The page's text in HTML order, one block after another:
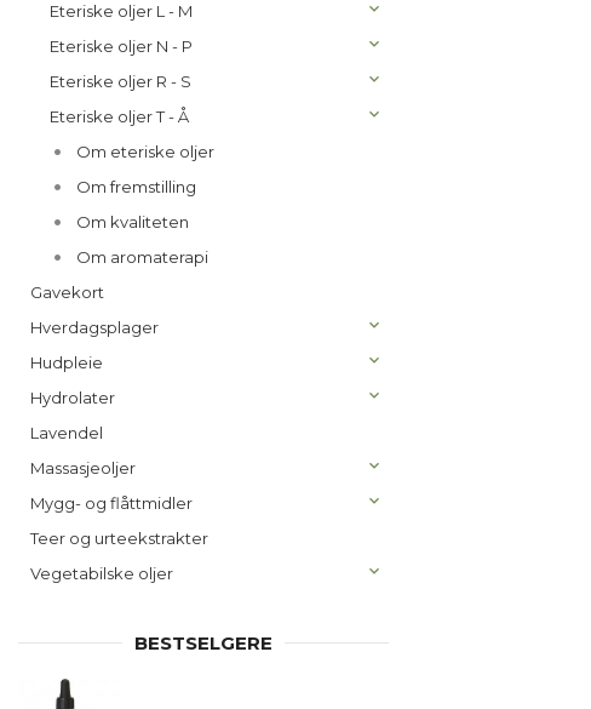
Eteriske oljer L - M
Eteriske oljer N - P
Eteriske oljer R - S
Eteriske oljer T - Å
Om eteriske oljer
Om fremstilling
Om kvaliteten
Om aromaterapi
Gavekort
Hverdagsplager
Hudpleie
Hydrolater
Lavendel
Massasjeoljer
Mygg- og flåttmidler
Teer og urteekstrakter
Vegetabilske oljer
BESTSELGERE